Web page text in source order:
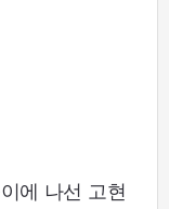
에 나선 고현